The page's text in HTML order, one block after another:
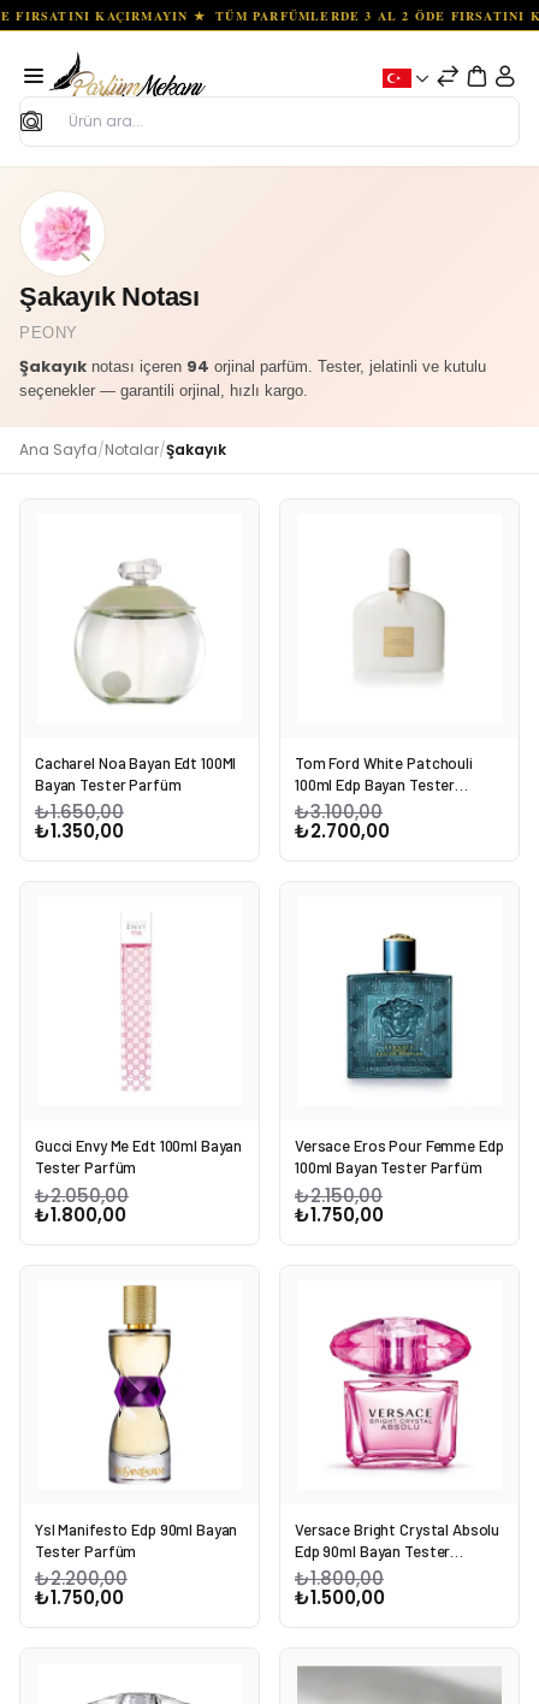
Ara
Şakayık Notası
PEONY
Şakayık notası içeren 94 orjinal parfüm. Tester, jelatinli ve kutulu
seçenekler — garantili orjinal, hızlı kargo.
Ana Sayfa/Notalar/Şakayık
Cacharel Noa Bayan Edt 100Ml
Bayan Tester Parfüm
₺1.650,00
₺1.350,00
Tom Ford White Patchouli
100ml Edp Bayan Tester
Parfüm
₺3.100,00
₺2.700,00
Gucci Envy Me Edt 100ml Bayan
Tester Parfüm
₺2.050,00
₺1.800,00
Versace Eros Pour Femme Edp
100ml Bayan Tester Parfüm
₺2.150,00
₺1.750,00
Ysl Manifesto Edp 90ml Bayan
Tester Parfüm
₺2.200,00
₺1.750,00
Versace Bright Crystal Absolu
Edp 90ml Bayan Tester
Parfüm
₺1.800,00
₺1.500,00